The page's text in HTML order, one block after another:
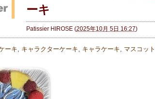
ーキ
Patissier HIROSE (2025年10月 5日 16:27)
ーキ キャラクターケーキ キャラケーキ
マスコッ